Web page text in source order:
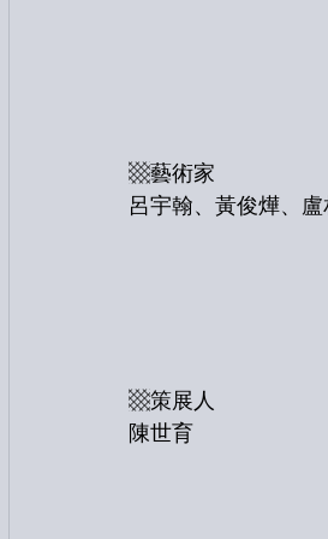
▩藝術家
呂宇翰、黃俊燁、
▩策展人
陳世育